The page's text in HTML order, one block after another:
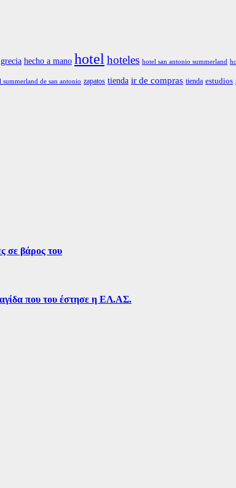
grecia hecho a mano hotel hoteles hotel san antonio summerland
summerland de san antonio zapatos tienda ir de compras tienda estudios
σε βάρος του
που του έστησε η ΕΛ.ΑΣ.